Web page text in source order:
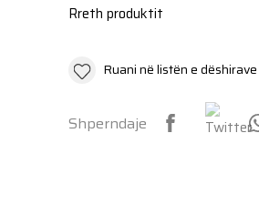
Rreth produktit
Ruani në listën e dëshirave
Shperndaje